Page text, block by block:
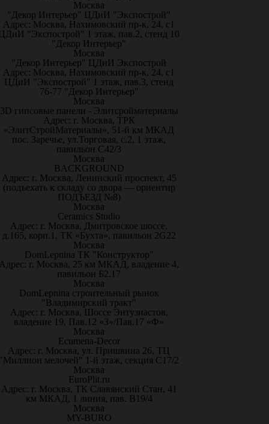
Москва
"Декор Интерьер" ЦДиИ "Экспострой"
Адрес: Москва, Нахимовский пр-к, 24, с1
"Экспострой" 1 этаж, пав.2, стенд 10
"Декор Интерьер"
Москва
"Декор Интерьер" ЦДиИ Экспострой
Адрес: Москва, Нахимовский пр-к, 24, с1
ЦДиИ "Экспострой" 1 этаж, пав.3, стенд
76-77 "Декор Интерьер"
Москва
3D гипсовые панели - Элитсройматериалы
Адрес: г. Москва, ТРК
«ЭлитСтройМатериалы», 51-й км МКАД
пос. Заречье, ул.Торговая, с.2, 1 этаж,
павильон С42/3
Москва
BACKGROUND
Адрес: г. Москва, Ленинский проспект, 45
(подъехать к складу со двора — ориентир
ПОДЪЕЗД №8)
Москва
Ceramics Studio
Адрес: г. Москва, Дмитровское шоссе,
д.165, корп.1, ТК «Бухта», павильон 2G22
Москва
DomLepnina ТК "Конструктор"
г. Москва, 25 км МКАД, владение 4,
павильон Б2.17
Москва
DomLepnina строительный рынок
"Владимирский тракт"
Адрес: г. Москва, Шоссе Энтузиастов,
владение 19, Пав.12 «З»/Пав.17 «Ф»
Москва
Ecumena-Decor
Адрес: г. Москва, ул. Пришвина 26, ТЦ
мелочей" 1-й этаж, секция С17/2
Москва
EuroPlit.ru
Адрес: г. Москва, ТК Славянский Стан, 41
км МКАД, 1 линия, пав. В19/4
Москва
MY-BURO